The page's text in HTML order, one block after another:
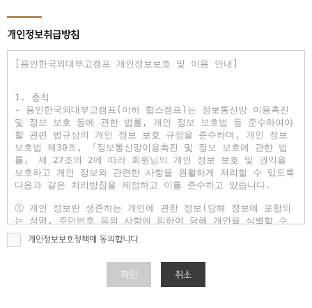
개인정보취급방침
개인정보보호정책에 동의합니다.
확인 취소